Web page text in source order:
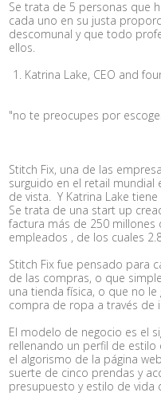
Se trata de 5 personas que
cada uno en su justa
descomunal y que todo
ellos.
Katrina Lake, CEO and
"no te preocupes por
Stitch Fix, una de las
surguido en el retail
de vista. Y Katrina Lake
Se trata de una start up
factura más de 250
empleados , de los cuales
Stitch Fix fue pensado para
de las compras, o que
una tienda física, o que no
compra de ropa a través de
El modelo de negocio es el
rellenando un perfil de
el algorismo de la página
suerte de cinco prendas y
presupuesto y estilo de vida